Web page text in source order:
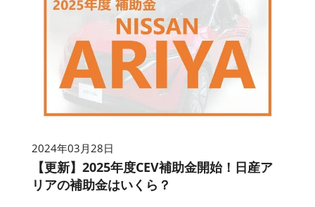
2024年03月28日
【更新】2025年度CEV補助金開始！日産ア
リアの補助金はいくら？